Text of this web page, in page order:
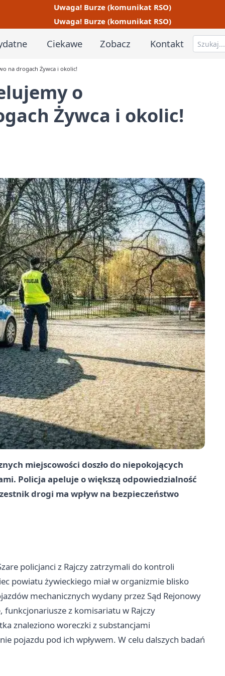
Uwaga! Burze (komunikat RSO)
Uwaga! Burze (komunikat RSO)
Ciekawe Zobacz Kontakt
na drogach Żywca i okolic!
o
Żywca i okolic!
miejscowości doszło do niepokojących
Policja apeluje o większą odpowiedzialność
drogi ma wpływ na bezpieczeństwo
policjanci z Rajczy zatrzymali do kontroli
powiatu żywieckiego miał w organizmie blisko
mechanicznych wydany przez Sąd Rejonowy
funkcjonariusze z komisariatu w Rajczy
znaleziono woreczki z substancjami
pojazdu pod ich wpływem. W celu dalszych badań